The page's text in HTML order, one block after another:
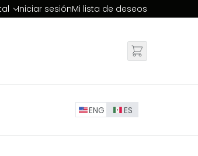
Cambiar
Iniciar sesiónMi lista de deseos
ENG ES